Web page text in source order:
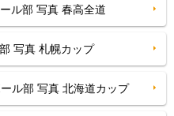
ル部 写真 春高全道
写真 札幌カップ
ル部 写真 北海道カップ